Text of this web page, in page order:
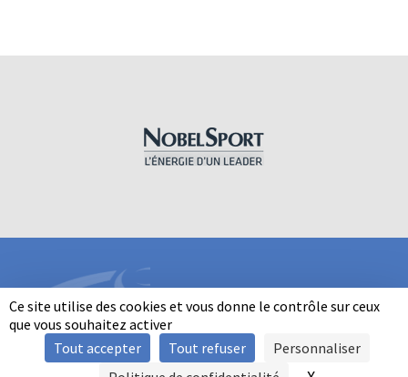
Ce site utilise des cookies et vous donne le contrôle sur ceux
que vous souhaitez activer
Tout accepter
Tout refuser
Personnaliser
INFORMATIONS